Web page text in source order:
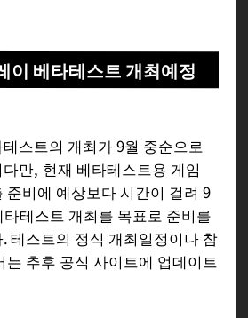
이 베타테스트 개최예정
스트의 개최가 9월 중순으로
만, 현재 베타테스트용 게임
준비에 예상보다 시간이 걸려 9
테스트 개최를 목표로 준비를
테스트의 정식 개최일정이나 참
추후 공식 사이트에 업데이트